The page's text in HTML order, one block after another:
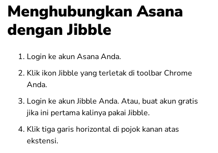
Menghubungkan Asana
dengan Jibble
Login ke akun Asana Anda.
Klik ikon Jibble yang terletak di toolbar Chrome
Anda.
Login ke akun Jibble Anda. Atau, buat akun gratis
jika ini pertama kalinya pakai Jibble.
Klik tiga garis horizontal di pojok kanan atas
ekstensi.